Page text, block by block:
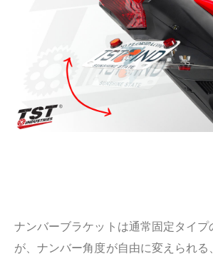
ナンバーブラケットは通常固定タイ
が、ナンバー角度が自由に変えられる、